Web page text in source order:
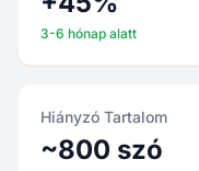
3-6 hónap alatt
Hiányzó Tartalom
~800 szó